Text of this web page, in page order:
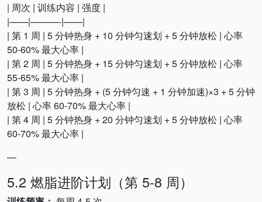
| 周次 | 训练内容 | 强度 |
|——|———-|——|
| 第 1 周 | 5 分钟热身 + 10 分钟匀速划 + 5 分钟放松 | 心率
50-60% 最大心率 |
| 第 2 周 | 5 分钟热身 + 15 分钟匀速划 + 5 分钟放松 | 心率
55-65% 最大心率 |
| 第 3 周 | 5 分钟热身 + (5 分钟匀速 + 1 分钟加速)×3 + 5 分钟
放松 | 心率 60-70% 最大心率 |
| 第 4 周 | 5 分钟热身 + 20 分钟匀速划 + 5 分钟放松 | 心率
60-70% 最大心率 |
—
5.2 燃脂进阶计划（第 5-8 周）